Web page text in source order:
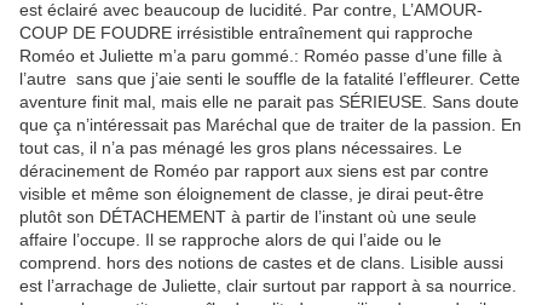
est éclairé avec beaucoup de lucidité. Par contre, L’AMOUR-
COUP DE FOUDRE irrésistible entraînement qui rapproche
Roméo et Juliette m’a paru gommé.: Roméo passe d’une fille à
l’autre sans que j’aie senti le souffle de la fatalité l’effleurer. Cette
aventure finit mal, mais elle ne parait pas SÉRIEUSE. Sans doute
que ça n’intéressait pas Maréchal que de traiter de la passion. En
tout cas, il n’a pas ménagé les gros plans nécessaires. Le
déracinement de Roméo par rapport aux siens est par contre
visible et même son éloignement de classe, je dirai peut-être
plutôt son DÉTACHEMENT à partir de l’instant où une seule
affaire l’occupe. Il se rapproche alors de qui l’aide ou le
comprend. hors des notions de castes et de clans. Lisible aussi
est l’arrachage de Juliette, clair surtout par rapport à sa nourrice.